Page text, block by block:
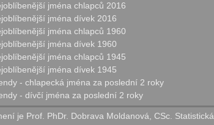
jména chlapců 2016
jména dívek 2016
jména chlapců 1960
jména dívek 1960
jména chlapců 1945
jména dívek 1945
- chlapecká jména za poslední 2 roky
- dívčí jména za poslední 2 roky
je Prof. PhDr. Dobrava Moldanová, CSc. Statistická